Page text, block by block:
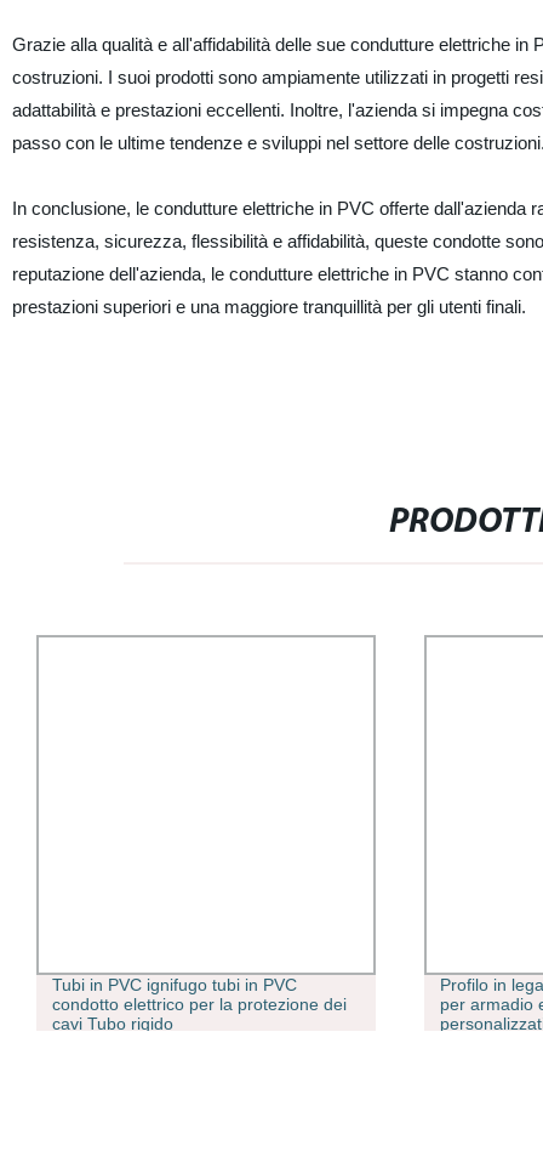
Grazie alla qualità e all'affidabilità delle sue condutture elettriche
costruzioni. I suoi prodotti sono ampiamente utilizzati in progetti
adattabilità e prestazioni eccellenti. Inoltre, l'azienda si impegna
passo con le ultime tendenze e sviluppi nel settore delle
In conclusione, le condutture elettriche in PVC offerte dall'azienda
resistenza, sicurezza, flessibilità e affidabilità, queste condotte
reputazione dell'azienda, le condutture elettriche in PVC stanno
prestazioni superiori e una maggiore tranquillità per gli utenti finali.
Tubi in PVC ignifugo tubi in PVC
condotto elettrico per la protezione dei
cavi Tubo rigido
Profilo in
per armadio